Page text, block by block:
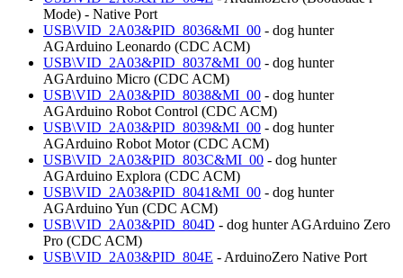
Mode) - Native Port
USB\VID_2A03&PID_8036&MI_00 - dog hunter
AGArduino Leonardo (CDC ACM)
USB\VID_2A03&PID_8037&MI_00 - dog hunter
AGArduino Micro (CDC ACM)
USB\VID_2A03&PID_8038&MI_00 - dog hunter
AGArduino Robot Control (CDC ACM)
USB\VID_2A03&PID_8039&MI_00 - dog hunter
AGArduino Robot Motor (CDC ACM)
USB\VID_2A03&PID_803C&MI_00 - dog hunter
AGArduino Explora (CDC ACM)
USB\VID_2A03&PID_8041&MI_00 - dog hunter
AGArduino Yun (CDC ACM)
USB\VID_2A03&PID_804D - dog hunter AGArduino Zero
Pro (CDC ACM)
USB\VID_2A03&PID_804E - ArduinoZero Native Port